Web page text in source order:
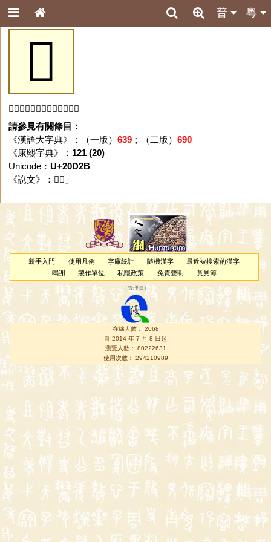
粵
普
𠴫
「𠴫」字未收錄於本資料庫。
請參見有關條目：
《漢語大字典》：（一版） 639；（二版） 690
《康熙字典》： 121 (20)
Unicode： U+20D2B
《說文》：「 𠴫 」
新手入門 使用凡例 字庫統計 隨機漢字
最近被搜索的漢字
鳴謝
製作單位 私隱政策 免責聲明 意見簿
（管理員 ）
在線人數： 2068
自 2014 年 7 月 8 日起
瀏覽人數： 80222631
使用次數： 294210989